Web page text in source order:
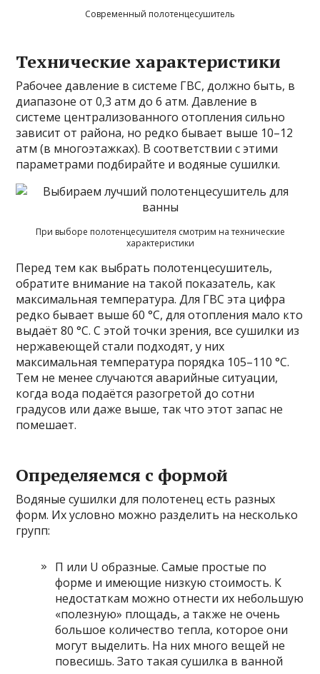
Современный полотенцесушитель
Технические характеристики
Рабочее давление в системе ГВС, должно быть, в
диапазоне от 0,3 атм до 6 атм. Давление в
системе централизованного отопления сильно
зависит от района, но редко бывает выше 10–12
атм (в многоэтажках). В соответствии с этими
параметрами подбирайте и водяные сушилки.
При выборе полотенцесушителя смотрим на технические
характеристики
Перед тем как выбрать полотенцесушитель,
обратите внимание на такой показатель, как
максимальная температура. Для ГВС эта цифра
редко бывает выше 60 °C, для отопления мало кто
выдаёт 80 °C. С этой точки зрения, все сушилки из
нержавеющей стали подходят, у них
максимальная температура порядка 105–110 °C.
Тем не менее случаются аварийные ситуации,
когда вода подаётся разогретой до сотни
градусов или даже выше, так что этот запас не
помешает.
Определяемся с формой
Водяные сушилки для полотенец есть разных
форм. Их условно можно разделить на несколько
групп:
П или U образные. Самые простые по
форме и имеющие низкую стоимость. К
недостаткам можно отнести их небольшую
«полезную» площадь, а также не очень
большое количество тепла, которое они
могут выделить. На них много вещей не
повесишь. Зато такая сушилка в ванной